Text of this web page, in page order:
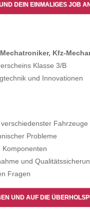
DEIN EINMALIGES JOB
Kfz-
Klasse 3/B
und Innovationen
Fahrzeuge
Probleme
Komponenten
und
Fragen
UND AUF DIE